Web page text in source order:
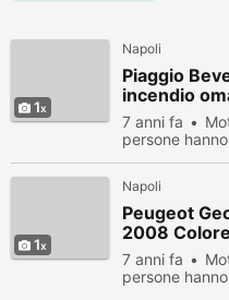
1
Napoli
Piaggio
incendio
7 anni fa
persone
1
Napoli
Peugeot
2008
7 anni fa
persone